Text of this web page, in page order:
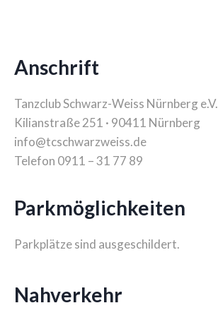
Anschrift
Tanzclub Schwarz-Weiss Nürnberg e.V.
Kilianstraße 251 · 90411 Nürnberg
info@tcschwarzweiss.de
Telefon 0911 – 31 77 89
Parkmöglichkeiten
Parkplätze sind ausgeschildert.
Nahverkehr